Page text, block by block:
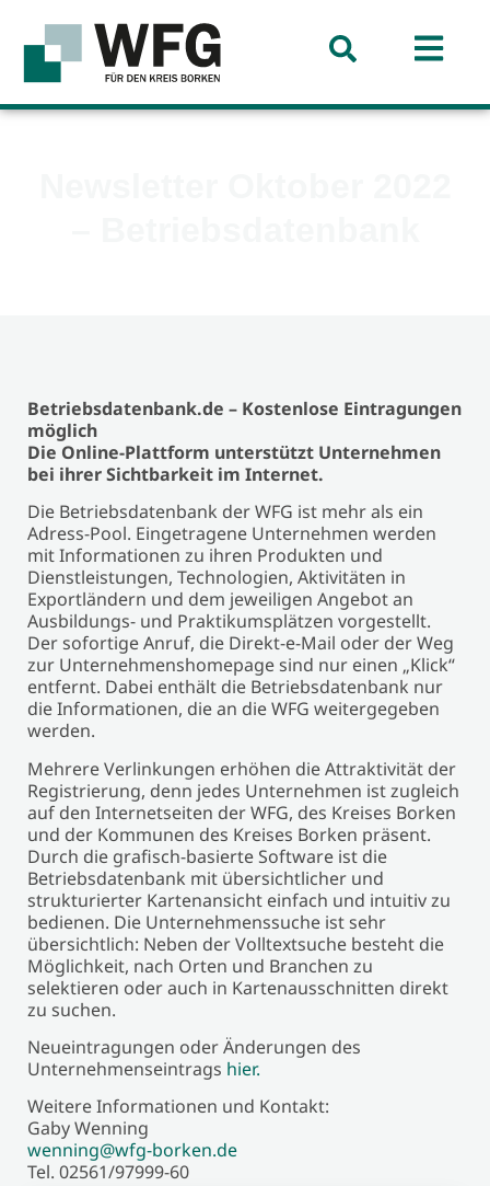
Betriebsdatenbank.de – Kostenlose Eintragungen
möglich
Die Online-Plattform unterstützt Unternehmen
bei ihrer Sichtbarkeit im Internet.
Die Betriebsdatenbank der WFG ist mehr als ein
Adress-Pool. Eingetragene Unternehmen werden
mit Informationen zu ihren Produkten und
Dienstleistungen, Technologien, Aktivitäten in
Exportländern und dem jeweiligen Angebot an
Ausbildungs- und Praktikumsplätzen vorgestellt.
Der sofortige Anruf, die Direkt-e-Mail oder der Weg
zur Unternehmenshomepage sind nur einen „Klick“
entfernt. Dabei enthält die Betriebsdatenbank nur
die Informationen, die an die WFG weitergegeben
werden.
Mehrere Verlinkungen erhöhen die Attraktivität der
Registrierung, denn jedes Unternehmen ist zugleich
auf den Internetseiten der WFG, des Kreises Borken
und der Kommunen des Kreises Borken präsent.
Durch die grafisch-basierte Software ist die
Betriebsdatenbank mit übersichtlicher und
strukturierter Kartenansicht einfach und intuitiv zu
bedienen. Die Unternehmenssuche ist sehr
übersichtlich: Neben der Volltextsuche besteht die
Möglichkeit, nach Orten und Branchen zu
selektieren oder auch in Kartenausschnitten direkt
zu suchen.
Neueintragungen oder Änderungen des
Unternehmenseintrags hier.
Weitere Informationen und Kontakt:
Gaby Wenning
wenning@wfg-borken.de
Tel. 02561/97999-60